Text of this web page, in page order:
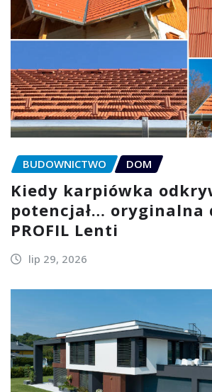
BUDOWNICTWO DOM
Kiedy karpiówka
potencjał… oryginalna
PROFIL Lenti
lip 29, 2026